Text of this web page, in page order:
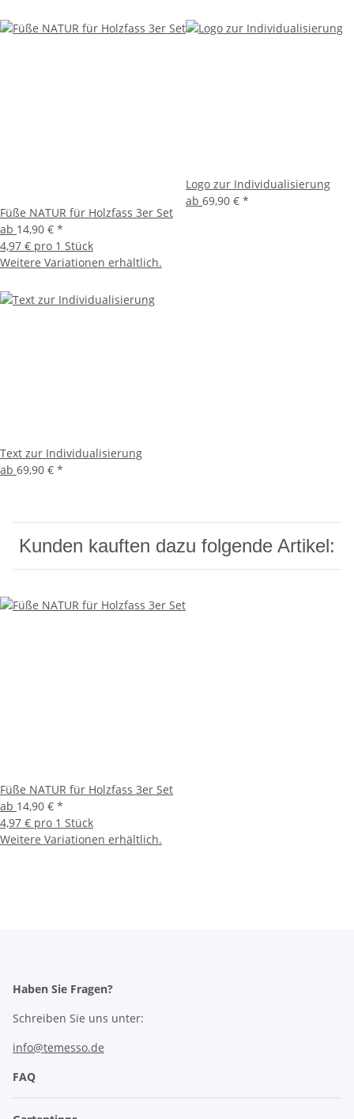
Füße NATUR für Holzfass 3er Set
ab 14,90 € *
4,97 € pro 1 Stück
Weitere Variationen erhältlich.
Logo zur Individualisierung
ab 69,90 € *
Text zur Individualisierung
ab 69,90 € *
Kunden kauften dazu folgende Artikel:
Füße NATUR für Holzfass 3er Set
ab 14,90 € *
4,97 € pro 1 Stück
Weitere Variationen erhältlich.
Haben Sie Fragen?
Schreiben Sie uns unter:
info@temesso.de
FAQ